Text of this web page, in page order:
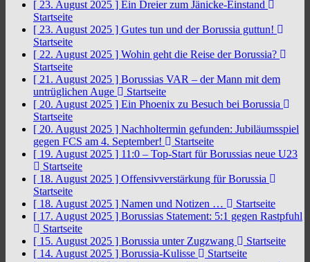
[ 23. August 2025 ] Ein Dreier zum Jänicke-Einstand
Startseite
[ 23. August 2025 ] Gutes tun und der Borussia guttun!
Startseite
[ 22. August 2025 ] Wohin geht die Reise der Borussia?
Startseite
[ 21. August 2025 ] Borussias VAR – der Mann mit dem
untrüglichen Auge
Startseite
[ 20. August 2025 ] Ein Phoenix zu Besuch bei Borussia
Startseite
[ 20. August 2025 ] Nachholtermin gefunden: Jubiläumsspiel
gegen FCS am 4. September!
Startseite
[ 19. August 2025 ] 11:0 – Top-Start für Borussias neue U23
Startseite
[ 18. August 2025 ] Offensivverstärkung für Borussia
Startseite
[ 18. August 2025 ] Namen und Notizen …
Startseite
[ 17. August 2025 ] Borussias Statement: 5:1 gegen Rastpfuhl
Startseite
[ 15. August 2025 ] Borussia unter Zugzwang
Startseite
[ 14. August 2025 ] Borussia-Kulisse
Startseite